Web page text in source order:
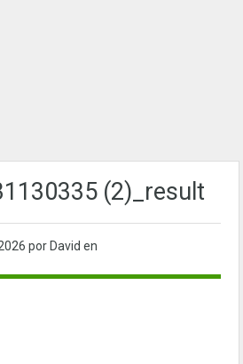
(2)_result
por David en